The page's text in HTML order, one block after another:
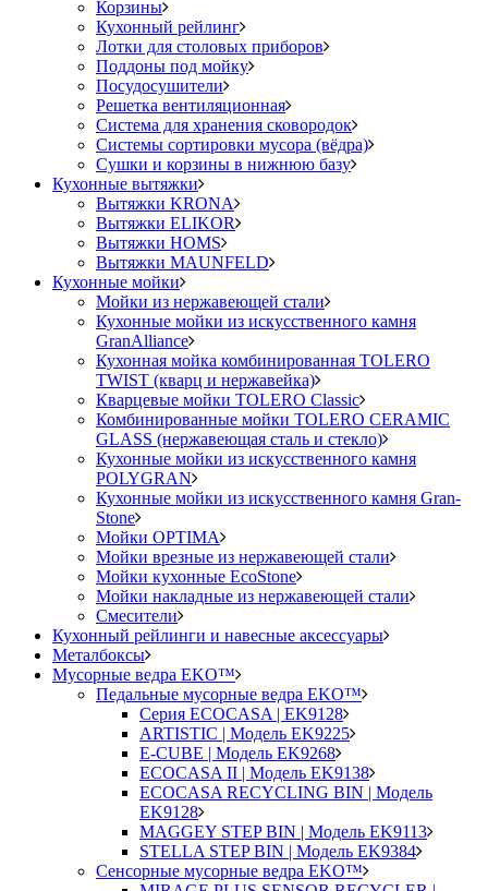
Корзины
Кухонный рейлинг
Лотки для столовых приборов
Поддоны под мойку
Посудосушители
Решетка вентиляционная
Система для хранения сковородок
Системы сортировки мусора (вёдра)
Сушки и корзины в нижнюю базу
Кухонные вытяжки
Вытяжки KRONA
Вытяжки ELIKOR
Вытяжки HOMS
Вытяжки MAUNFELD
Кухонные мойки
Мойки из нержавеющей стали
Кухонные мойки из искусственного камня
GranAlliance
Кухонная мойка комбинированная TOLERO
TWIST (кварц и нержавейка)
Кварцевые мойки TOLERO Classic
Комбинированные мойки TOLERO CERAMIC
GLASS (нержавеющая сталь и стекло)
Кухонные мойки из искусственного камня
POLYGRAN
Кухонные мойки из искусственного камня Gran-
Stone
Мойки OPTIMA
Мойки врезные из нержавеющей стали
Мойки кухонные EcoStone
Мойки накладные из нержавеющей стали
Смесители
Кухонный рейлинги и навесные аксессуары
Металбоксы
Мусорные ведра EKO™
Педальные мусорные ведра EKO™
Серия ECOCASA | EK9128
ARTISTIC | Модель EK9225
E-CUBE | Модель EK9268
ECOCASA II | Модель EK9138
ECOCASA RECYCLING BIN | Модель
EK9128
MAGGEY STEP BIN | Модель EK9113
STELLA STEP BIN | Модель EK9384
Сенсорные мусорные ведра EKO™